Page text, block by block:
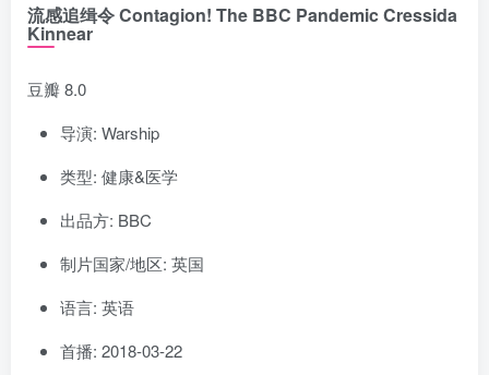
流感追缉令 Contagion! The BBC Pandemic Cressida
Kinnear
豆瓣 8.0
导演: Warship
类型: 健康&医学
出品方: BBC
制片国家/地区: 英国
语言: 英语
首播: 2018-03-22